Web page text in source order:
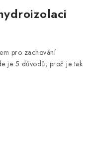
pro zachování
je 5 důvodů, proč je tak